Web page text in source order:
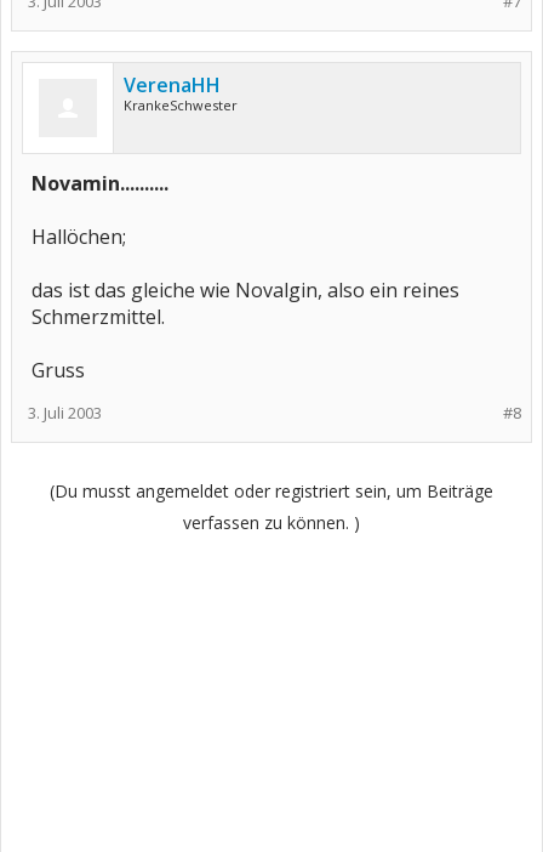
VerenaHH
KrankeSchwester
Novamin..........
Hallöchen;
das ist das gleiche wie Novalgin, also ein reines
Schmerzmittel.
Gruss
#8
3. Juli 2003
(Du musst angemeldet oder registriert sein, um Beiträge
verfassen zu können. )